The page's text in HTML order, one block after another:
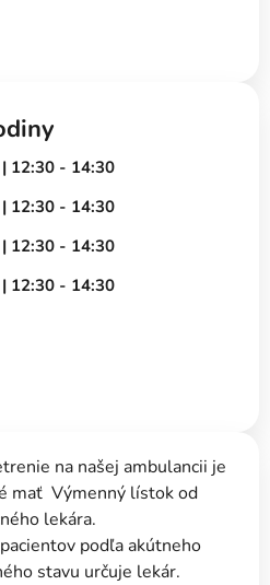
12:30 - 14:30
12:30 - 14:30
12:30 - 14:30
12:30 - 14:30
na našej ambulancii je
mať Výmenný lístok od
lekára.
podľa akútneho
stavu určuje lekár.